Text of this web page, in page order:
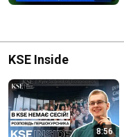
KSE Inside
8:56